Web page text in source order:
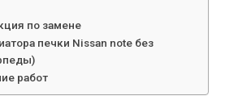
по замене
печки Nissan note без
работ